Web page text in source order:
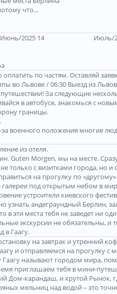
что...
Июнь/2025 14 Июль/
оплатить по частям. Оставляй
во Львове / 06:30 Выезд из
За следующие
в автобусе, знакомься с
границы.
военного положения многие
из отеля.
Guten Morgen, мы на месте.
только с визитками города, но
на прогулку по
под открытым небом в
устроители киевского
узнать андеграундный Берлин,
в эти места тебя не заведет ни
экскурсии не обязательны,
в Гаагу.
на завтрак и утренний
и отправляемся на прогулку с
называют городом мира,
приглашаем тебя в мини-
Дом-карандаш, и крутой Рынок,
мельниц над водой – это